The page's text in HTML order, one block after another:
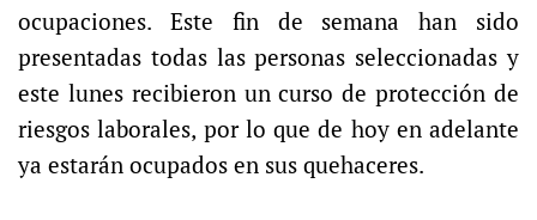
ocupaciones. Este fin de semana han sido
presentadas todas las personas seleccionadas y
este lunes recibieron un curso de protección de
riesgos laborales, por lo que de hoy en adelante
ya estarán ocupados en sus quehaceres.